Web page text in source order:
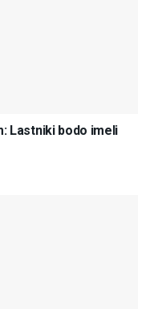
Lastniki bodo imeli